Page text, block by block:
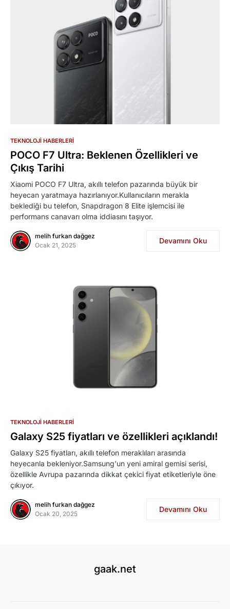
TEKNOLOJI HABERLERI
POCO F7 Ultra: Beklenen Özellikleri ve
Çıkış Tarihi
Xiaomi POCO F7 Ultra, akıllı telefon pazarında büyük bir
heyecan yaratmaya hazırlanıyor.Kullanıcıların merakla
beklediği bu telefon, Snapdragon 8 Elite işlemcisi ile
performans canavarı olma iddiasını taşıyor.
melih furkan dağgez
Ocak 21, 2025
Devamını Oku
TEKNOLOJI HABERLERI
Galaxy S25 fiyatları ve özellikleri açıklandı!
Galaxy S25 fiyatları, akıllı telefon meraklıları arasında
heyecanla bekleniyor.Samsung'un yeni amiral gemisi serisi,
özellikle Avrupa pazarında dikkat çekici fiyat etiketleriyle öne
çıkıyor.
melih furkan dağgez
Ocak 20, 2025
Devamını Oku
gaak.net